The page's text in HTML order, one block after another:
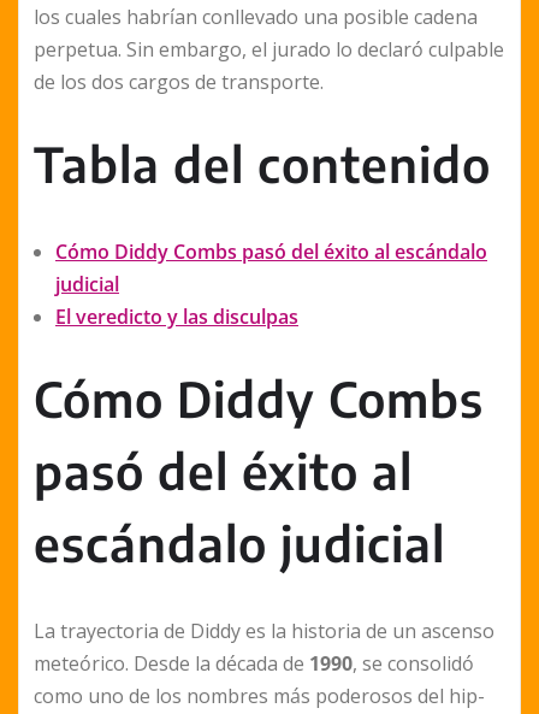
los cuales habrían conllevado una posible cadena
perpetua. Sin embargo, el jurado lo declaró culpable
de los dos cargos de transporte.
Tabla del contenido
Cómo Diddy Combs pasó del éxito al escándalo
judicial
El veredicto y las disculpas
Cómo Diddy Combs
pasó del éxito al
escándalo judicial
La trayectoria de Diddy es la historia de un ascenso
meteórico. Desde la década de 1990, se consolidó
como uno de los nombres más poderosos del hip-